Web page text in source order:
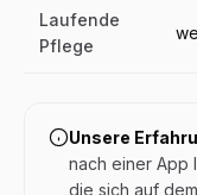
Laufende
Pflege
Unsere
nach einer App
die sich auf